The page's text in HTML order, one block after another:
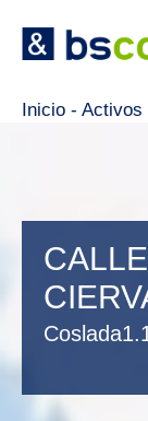
Inicio - Activos
Coslada